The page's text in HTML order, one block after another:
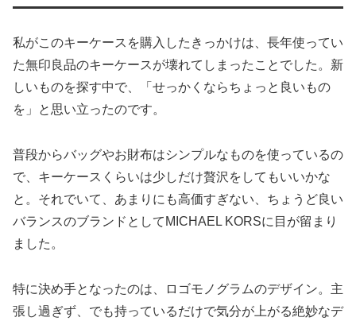
私がこのキーケースを購入したきっかけは、長年使ってい
た無印良品のキーケースが壊れてしまったことでした。新
しいものを探す中で、「せっかくならちょっと良いもの
を」と思い立ったのです。
普段からバッグやお財布はシンプルなものを使っているの
で、キーケースくらいは少しだけ贅沢をしてもいいかな
と。それでいて、あまりにも高価すぎない、ちょうど良い
バランスのブランドとしてMICHAEL KORSに目が留まり
ました。
特に決め手となったのは、ロゴモノグラムのデザイン。主
張し過ぎず、でも持っているだけで気分が上がる絶妙なデ